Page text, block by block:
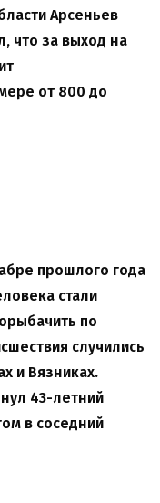
Арсеньев
что за выход на
от 800 до
прошлого года
стали
по
случились
и Вязниках.
43-летний
в соседний